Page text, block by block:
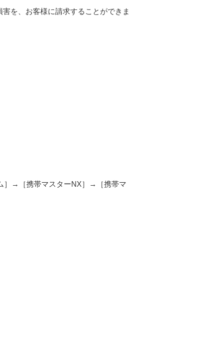
を、お客様に請求することができま
］→［携帯マスターNX］→［携帯マ